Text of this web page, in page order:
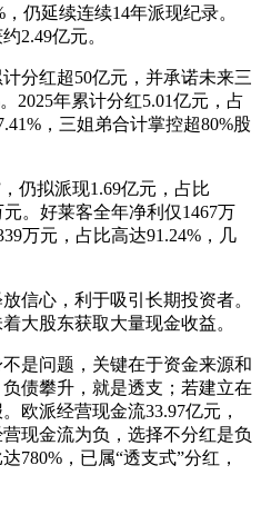
仍延续连续14年派现纪录。
2.49亿元。
红超50亿元，并承诺未来三
2025年累计分红5.01亿元，占
，三姐弟合计掌控超80%股
拟派现1.69亿元，占比
。好莱客全年净利仅1467万
万元，占比高达91.24%，几
心，利于吸引长期投资者。
大股东获取大量现金收益。
问题，关键在于资金来源和
债攀升，就是透支；若建立在
欧派经营现金流33.97亿元，
现金流为负，选择不分红是负
780%，已属“透支式”分红，